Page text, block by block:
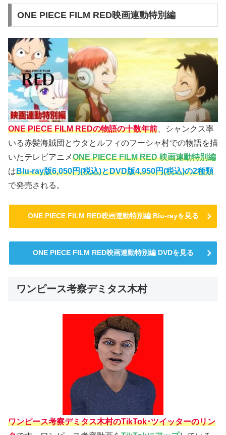
ONE PIECE FILM RED映画連動特別編
ONE PIECE FILM REDの物語の十数年前 、シャンクス率
いる赤髪海賊団とウタとルフィのフーシャ村での物語を描
いたテレビアニメONE PIECE FILM RED 映画連動特別編
はBlu-ray版6,050円(税込)とDVD版4,950円(税込)の2種類
で発売される。
ONE PIECE FILM RED映画連動特別編 Blu-rayを見る
ONE PIECE FILM RED映画連動特別編 DVDを見る
ワンピース考察デミタス木村
ワンピース考察デミタス木村のTikTok･ツイッターのリン